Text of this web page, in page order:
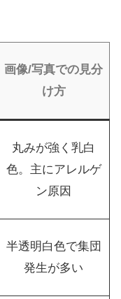
画像/写真での見分
け方
丸みが強く乳白
色。主にアレルゲ
ン原因
半透明白色で集団
発生が多い